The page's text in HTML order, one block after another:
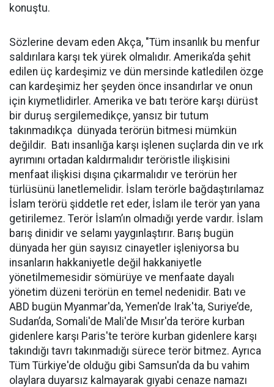
konuştu.
Sözlerine devam eden Akça, "Tüm insanlık bu menfur
saldırılara karşı tek yürek olmalıdır. Amerika’da şehit
edilen üç kardeşimiz ve dün mersinde katledilen özge
can kardeşimiz her şeyden önce insandırlar ve onun
için kıymetlidirler. Amerika ve batı teröre karşı dürüst
bir duruş sergilemedikçe, yansız bir tutum
takınmadıkça dünyada terörün bitmesi mümkün
değildir. Batı insanlığa karşı işlenen suçlarda din ve ırk
ayrımını ortadan kaldırmalıdır teröristle ilişkisini
menfaat ilişkisi dışına çıkarmalıdır ve terörün her
türlüsünü lanetlemelidir. İslam terörle bağdaştırılamaz
İslam terörü şiddetle ret eder, İslam ile terör yan yana
getirilemez. Terör İslam’ın olmadığı yerde vardır. İslam
barış dinidir ve selamı yaygınlaştırır. Barış bugün
dünyada her gün sayısız cinayetler işleniyorsa bu
insanların hakkaniyetle değil hakkaniyetle
yönetilmemesidir sömürüye ve menfaate dayalı
yönetim düzeni terörün en temel nedenidir. Batı ve
ABD bugün Myanmar'da, Yemen'de Irak'ta, Suriye’de,
Sudan’da, Somali'de Mali'de Mısır'da teröre kurban
gidenlere karşı Paris'te teröre kurban gidenlere karşı
takındığı tavrı takınmadığı sürece terör bitmez. Ayrıca
Tüm Türkiye'de olduğu gibi Samsun'da da bu vahim
olaylara duyarsız kalmayarak gıyabi cenaze namazı